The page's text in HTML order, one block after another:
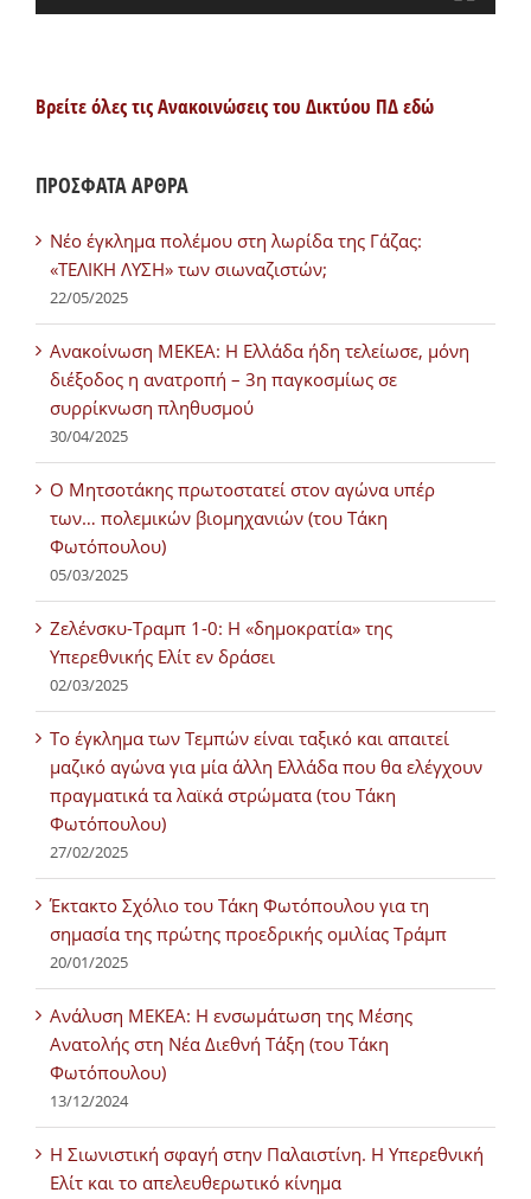
Βρείτε όλες τις Ανακοινώσεις του Δικτύου ΠΔ εδώ
ΠΡΟΣΦΑΤΑ ΑΡΘΡΑ
Νέο έγκλημα πολέμου στη λωρίδα της Γάζας:
«ΤΕΛΙΚΗ ΛΥΣΗ» των σιωναζιστών;
22/05/2025
Ανακοίνωση ΜΕΚΕΑ: Η Ελλάδα ήδη τελείωσε, μόνη
διέξοδος η ανατροπή – 3η παγκοσμίως σε
συρρίκνωση πληθυσμού
30/04/2025
Ο Μητσοτάκης πρωτοστατεί στον αγώνα υπέρ
των… πολεμικών βιομηχανιών (του Τάκη
Φωτόπουλου)
05/03/2025
Ζελένσκυ-Τραμπ 1-0: Η «δημοκρατία» της
Υπερεθνικής Ελίτ εν δράσει
02/03/2025
Tο έγκλημα των Τεμπών είναι ταξικό και απαιτεί
μαζικό αγώνα για μία άλλη Ελλάδα που θα ελέγχουν
πραγματικά τα λαϊκά στρώματα (του Τάκη
Φωτόπουλου)
27/02/2025
Έκτακτο Σχόλιο του Τάκη Φωτόπουλου για τη
σημασία της πρώτης προεδρικής ομιλίας Τράμπ
20/01/2025
Ανάλυση ΜΕΚΕΑ: Η ενσωμάτωση της Μέσης
Ανατολής στη Νέα Διεθνή Τάξη (του Τάκη
Φωτόπουλου)
13/12/2024
Η Σιωνιστική σφαγή στην Παλαιστίνη. Η Υπερεθνική
Ελίτ και το απελευθερωτικό κίνημα